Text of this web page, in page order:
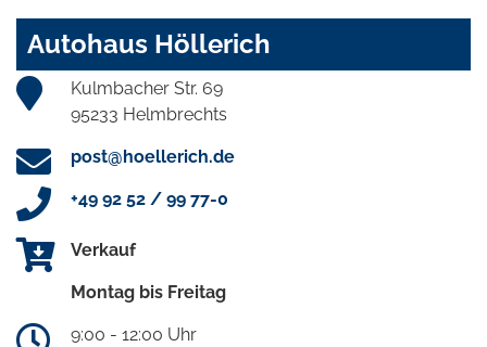
Autohaus Höllerich
Kulmbacher Str. 69
95233 Helmbrechts
post@hoellerich.de
+49 92 52 / 99 77-0
Verkauf
Montag bis Freitag
9:00 - 12:00 Uhr